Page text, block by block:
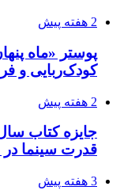
2 هفته پیش
پوستر «ماه
کودک‌ربایی و
2 هفته پیش
جایزه کتاب
قدرت سینما
3 هفته پیش